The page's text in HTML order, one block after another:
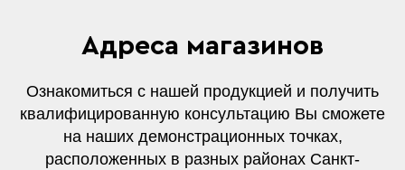
Адреса магазинов
Ознакомиться с нашей продукцией и получить
квалифицированную консультацию Вы сможете
на наших демонстрационных точках,
расположенных в разных районах Санкт-